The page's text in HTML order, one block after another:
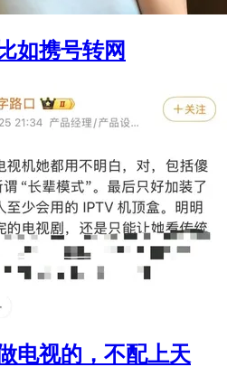
如携号转网
电视的，不配上天